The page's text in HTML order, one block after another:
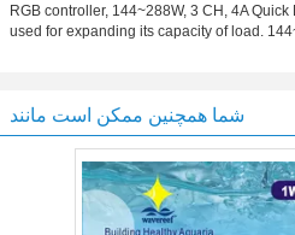
RGB controller, 144~288W, 3 CH, 4A
used for expanding its capacity of load.
شما همچنین ممکن است مانند